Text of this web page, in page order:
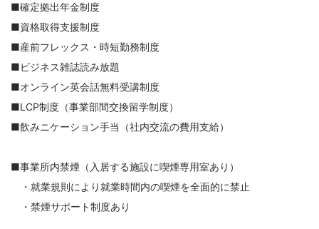
■確定拠出年金制度
■資格取得支援制度
■産前フレックス・時短勤務制度
■ビジネス雑誌読み放題
■オンライン英会話無料受講制度
■LCP制度（事業部間交換留学制度）
■飲みニケーション手当（社内交流の費用支給）
■事業所内禁煙（入居する施設に喫煙専用室あり）
・就業規則により就業時間内の喫煙を全面的に禁止
・禁煙サポート制度あり